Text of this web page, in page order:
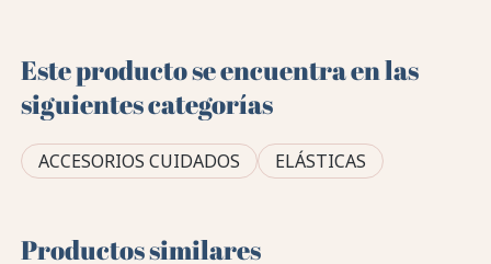
Este producto se encuentra en las
siguientes categorías
ACCESORIOS CUIDADOS ELÁSTICAS
Productos similares